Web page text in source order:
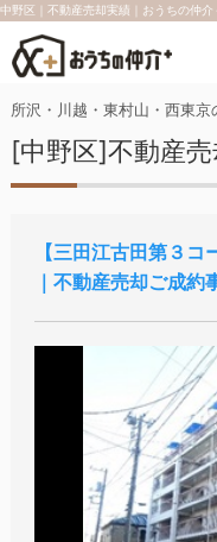
中野区｜不動産売却実績｜おうちの仲介
所沢・川越・東村山・西東
[中野区]不動産
三田江古田第３コ
｜不動産売却ご成約